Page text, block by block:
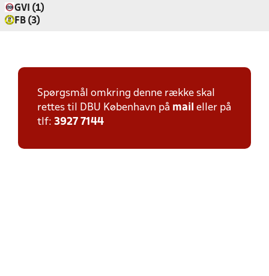
GVI (1)
FB (3)
Spørgsmål omkring denne række skal
rettes til DBU København på mail eller på
tlf: 3927 7144